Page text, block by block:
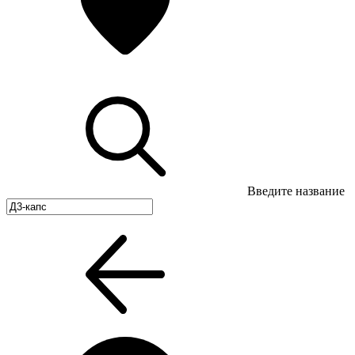
Введите название